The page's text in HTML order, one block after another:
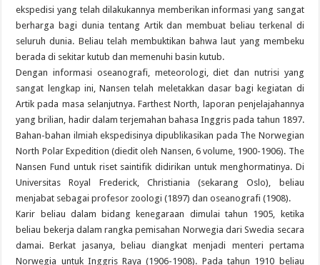
ekspedisi yang telah dilakukannya memberikan informasi yang sangat
berharga bagi dunia tentang Artik dan membuat beliau terkenal di
seluruh dunia. Beliau telah membuktikan bahwa laut yang membeku
berada di sekitar kutub dan memenuhi basin kutub.
Dengan informasi oseanografi, meteorologi, diet dan nutrisi yang
sangat lengkap ini, Nansen telah meletakkan dasar bagi kegiatan di
Artik pada masa selanjutnya. Farthest North, laporan penjelajahannya
yang brilian, hadir dalam terjemahan bahasa Inggris pada tahun 1897.
Bahan-bahan ilmiah ekspedisinya dipublikasikan pada The Norwegian
North Polar Expedition (diedit oleh Nansen, 6 volume, 1900-1906). The
Nansen Fund untuk riset saintifik didirikan untuk menghormatinya. Di
Universitas Royal Frederick, Christiania (sekarang Oslo), beliau
menjabat sebagai profesor zoologi (1897) dan oseanografi (1908).
Karir beliau dalam bidang kenegaraan dimulai tahun 1905, ketika
beliau bekerja dalam rangka pemisahan Norwegia dari Swedia secara
damai. Berkat jasanya, beliau diangkat menjadi menteri pertama
Norwegia untuk Inggris Raya (1906-1908). Pada tahun 1910 beliau